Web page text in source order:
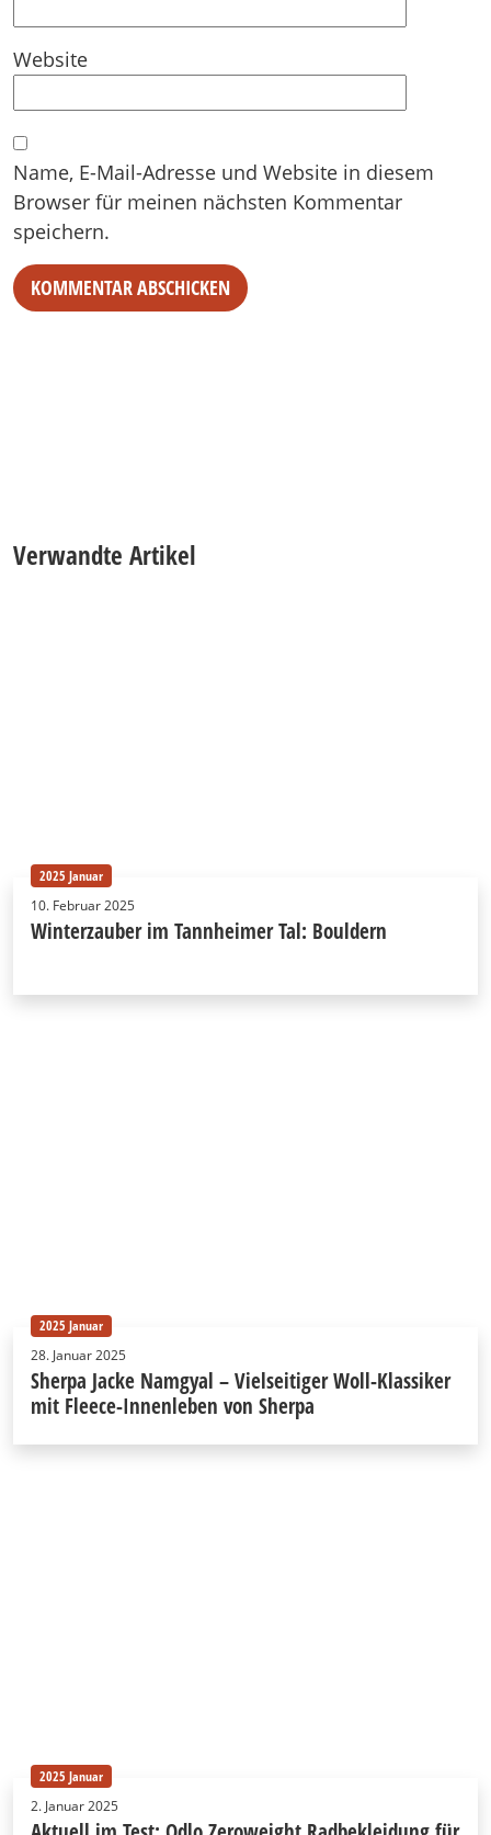
Website
Name, E-Mail-Adresse und Website in diesem
Browser für meinen nächsten Kommentar
speichern.
Verwandte Artikel
2025 Januar
10. Februar 2025
Winterzauber im Tannheimer Tal: Bouldern
2025 Januar
28. Januar 2025
Sherpa Jacke Namgyal – Vielseitiger Woll-Klassiker
mit Fleece-Innenleben von Sherpa
2025 Januar
2. Januar 2025